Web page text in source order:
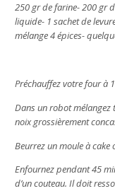
250 gr de farine- 200 gr
liquide- 1 sachet de
mélange 4 épices-
Préchauffez votre four à
Dans un robot mélangez
noix grossièrement
Beurrez un moule à cake
Enfournez pendant 45
d’un couteau. Il doit